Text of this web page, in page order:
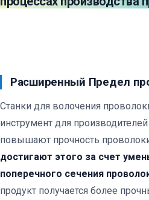
Расширенный Предел
Станки для волочения
инструмент для
повышают прочность
достигают этого за счет
поперечного сечения
продукт получается более